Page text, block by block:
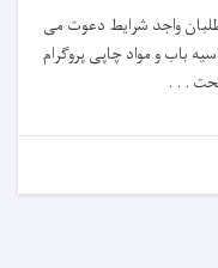
واجد شرایط دعوت می
باب و مواد چاپی پروگرام